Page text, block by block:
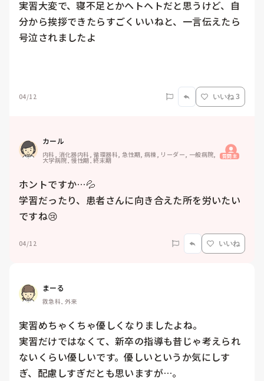
実習大変で、寝不足とかヘトヘトだと思うけど、自
分から挨拶できたらすごくいいねと、一言伝えたら
号泣されましたよ
04/12 いいね 3
カール
内科, 消化器内科, 循環器科, 急性期, 病棟, リーダー, 一般病院,
大学病院, 慢性期, 終末期 質問主
ホントですか…💦
学習だったり、患者さんに向き合えた所を労いたい
ですね😢
04/12 いいね
まーる
救急科, 外来
実習めちゃくちゃ優しくなりましたよね。
実習だけではなくて、新卒の指導も昔じゃ考えられ
ないくらい優しいです。優しいというか気にしす
ぎ、配慮しすぎだとも思いますが…。